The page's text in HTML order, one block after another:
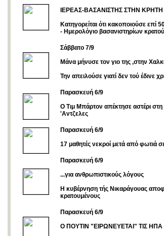
ΙΕΡΕΑΣ-ΒΑΣΑΝΙΣΤΗΣ ΣΤΗΝ ΚΡΗΤΗ
Kατηγορείται ότι κακοποιούσε επί
- Ημερολόγιο βασανιστηρίων
Σάββατο 7/9
Μάνα μήνυσε τον γιο της ,στην
Την απειλούσε γιατί δεν τού έδινε
Παρασκευή 6/9
Ο Τιμ Μπάρτον απέκτησε αστέρι
'Αντζελες
Παρασκευή 6/9
17 μαθητές νεκροί μετά από φωτιά
Παρασκευή 6/9
...για ανθρωπιστικούς λόγους
Η κυβέρνηση τής Νικαράγουας
κρατουμένους
Παρασκευή 6/9
Ο ΠΟΥΤΙΝ "ΕΙΡΩΝΕΥΕΤΑΙ" ΤΙΣ ΗΠΑ